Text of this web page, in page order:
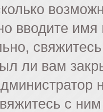
вводите
ли вам
с